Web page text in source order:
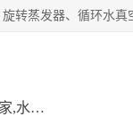
低温冷却液循环泵厂家,加热模块厂家,水热合成反应釜厂家,水油浴锅厂家,旋转蒸发器厂家